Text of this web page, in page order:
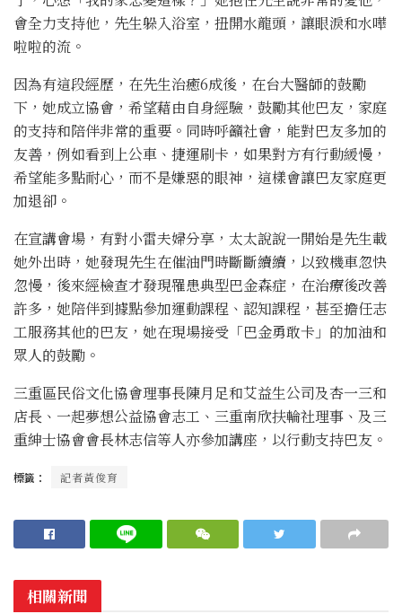
會全力支持他，先生躲入浴室，扭開水龍頭，讓眼淚和水嘩
啦啦的流。
因為有這段經歷，在先生治癒6成後，在台大醫師的鼓勵
下，她成立協會，希望藉由自身經驗，鼓勵其他巴友，家庭
的支持和陪伴非常的重要。同時呼籲社會，能對巴友多加的
友善，例如看到上公車、捷運刷卡，如果對方有行動緩慢，
希望能多點耐心，而不是嫌惡的眼神，這樣會讓巴友家庭更
加退卻。
在宣講會場，有對小雷夫婦分享，太太說說一開始是先生載
她外出時，她發現先生在催油門時斷斷續續，以致機車忽快
忽慢，後來經檢查才發現罹患典型巴金森症，在治療後改善
許多，她陪伴到據點參加運動課程、認知課程，甚至擔任志
工服務其他的巴友，她在現場接受「巴金勇敢卡」的加油和
眾人的鼓勵。
三重區民俗文化協會理事長陳月足和艾益生公司及杏一三和
店長、一起夢想公益協會志工、三重南欣扶輪社理事、及三
重紳士協會會長林志信等人亦參加講座，以行動支持巴友。
標籤： 記者黃俊育
相關新聞